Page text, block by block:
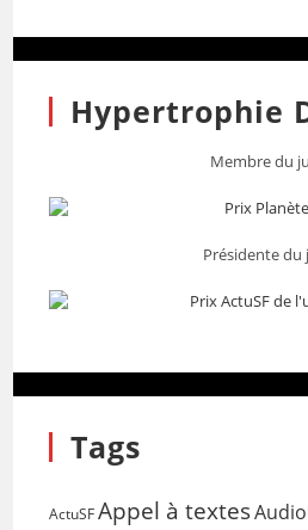
Hypertrophie
Membre du
Présidente du
Tags
ActuSF Appel à textes